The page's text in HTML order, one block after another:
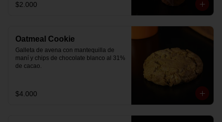
$2.000
Oatmeal Cookie
Galleta de avena con mantequilla de
maní y chips de chocolate blanco al 31%
de cacao.
$4.000